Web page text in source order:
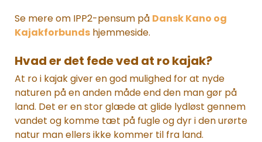
Se mere om IPP2-pensum på Dansk Kano og
Kajakforbunds hjemmeside.
Hvad er det fede ved at ro kajak?
At ro i kajak giver en god mulighed for at nyde
naturen på en anden måde end den man gør på
land. Det er en stor glæde at glide lydløst gennem
vandet og komme tæt på fugle og dyr i den urørte
natur man ellers ikke kommer til fra land.